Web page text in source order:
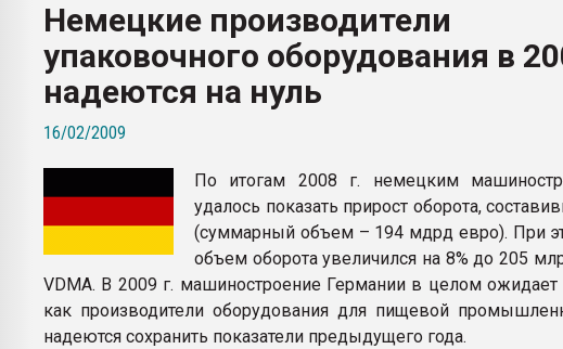
ситуацией на строительном рынке
Всё, что касается выдува ПЭТ
бутылок
ПЕРЕЙТИ НА ФОРУМ
Немецкие производители
упаковочного оборудования в
надеются на нуль
16/02/2009
По итогам 2008 г. немецким
удалось показать прирост оборота,
(суммарный объем – 194 мдрд евро). При
объем оборота увеличился на 8% до 205
VDMA. В 2009 г. машиностроение Германии в целом ожидает
как производители оборудования для пищевой
надеются сохранить показатели предыдущего года.